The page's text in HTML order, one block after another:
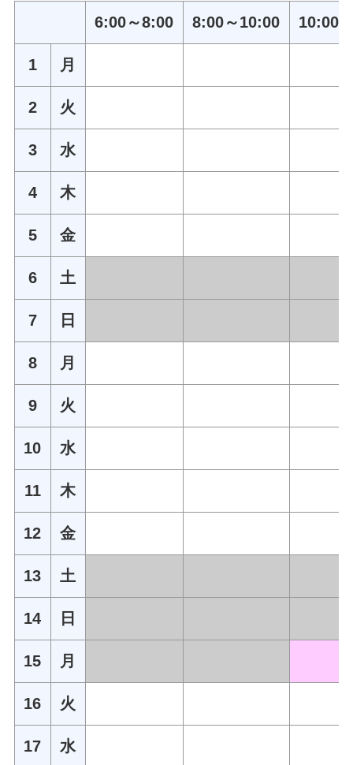
6:00～8:00 8:00～10:00 10:00
1 月
2 火
3 水
4 木
5 金
6 土
7 日
8 月
9 火
10 水
11 木
12 金
13 土
14 日
15 月
16 火
17 水